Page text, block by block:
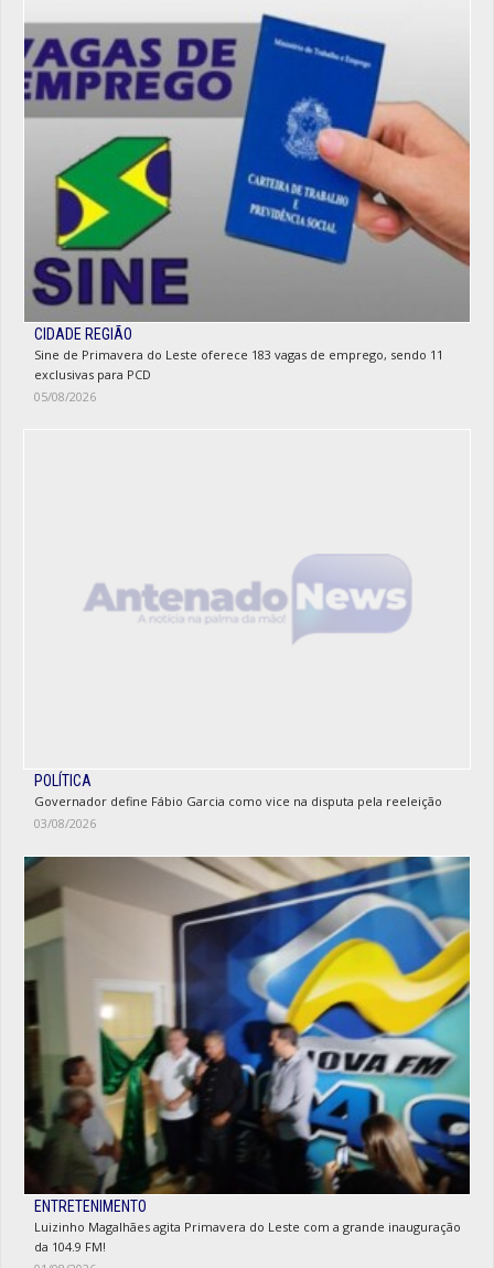
CIDADE REGIÃO
Sine de Primavera do Leste oferece 183 vagas de emprego, sendo 11
exclusivas para PCD
05/08/2026
POLÍTICA
Governador define Fábio Garcia como vice na disputa pela reeleição
03/08/2026
ENTRETENIMENTO
Luizinho Magalhães agita Primavera do Leste com a grande inauguração
da 104.9 FM!